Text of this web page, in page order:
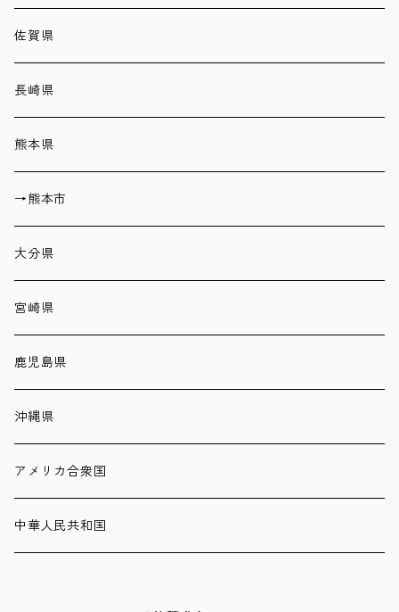
佐賀県
長崎県
熊本県
→熊本市
大分県
宮崎県
鹿児島県
沖縄県
アメリカ合衆国
中華人民共和国